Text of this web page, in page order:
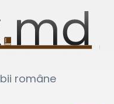
române